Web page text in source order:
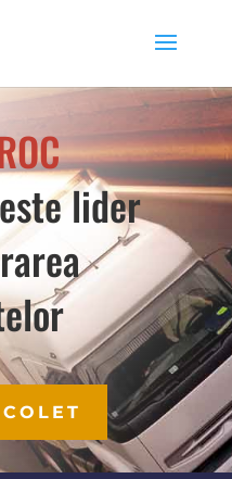
este lider